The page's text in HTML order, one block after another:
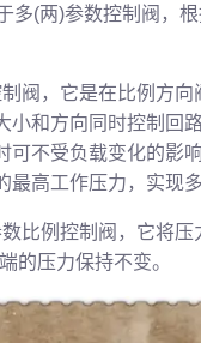
(两)参数控制阀，
阀，它是在比例方向
小和方向同时控制回
可不受负载变化的影
高工作压力，实现
比例控制阀，它将压
的压力保持不变。